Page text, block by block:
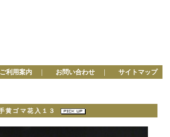
ご利用案内 ｜ お問い合わせ ｜ サイトマップ
ゴマ花入１３